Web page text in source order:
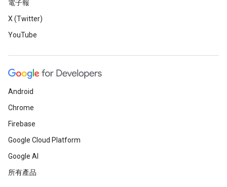
電子報
X (Twitter)
YouTube
Android
Chrome
Firebase
Google Cloud Platform
Google AI
所有產品